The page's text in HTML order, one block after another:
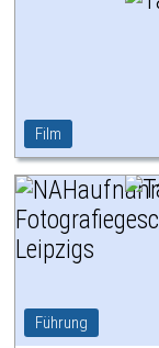
Film
Führung